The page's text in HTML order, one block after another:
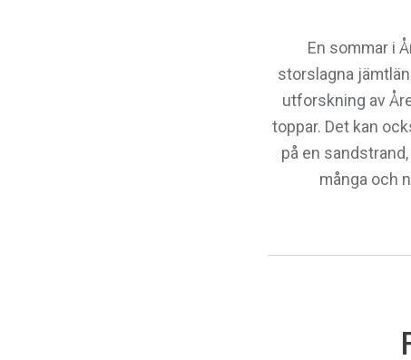
En sommar i
storslagna
utforskning av
toppar. Det kan
på en
många och